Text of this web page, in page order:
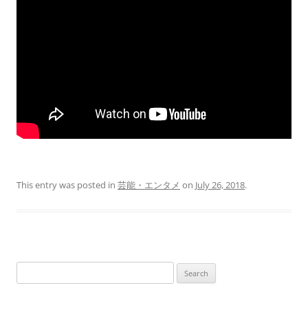
This entry was posted in 芸能・エンタメ on July 26, 2018.
for: